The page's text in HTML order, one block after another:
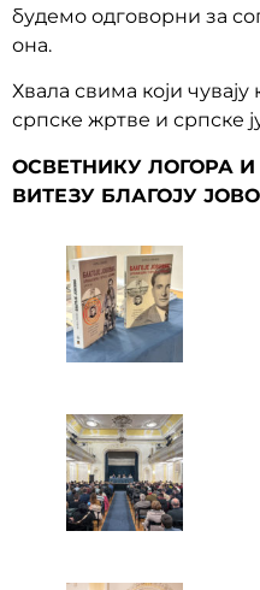
будемо одговорни за
она.
Хвала свима који
српске жртве и српске
ОСВЕТНИКУ ЛОГОРА
ВИТЕЗУ БЛАГОЈУ